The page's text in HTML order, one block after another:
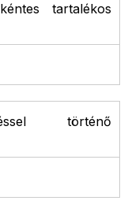
tartalékos
történő